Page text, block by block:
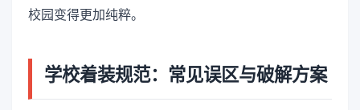
校园变得更加纯粹。
学校着装规范：常见误区与破解方案